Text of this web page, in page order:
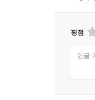
평점
한글